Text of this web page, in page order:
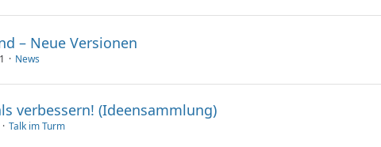
– Neue Versionen
News
verbessern! (Ideensammlung)
Talk im Turm